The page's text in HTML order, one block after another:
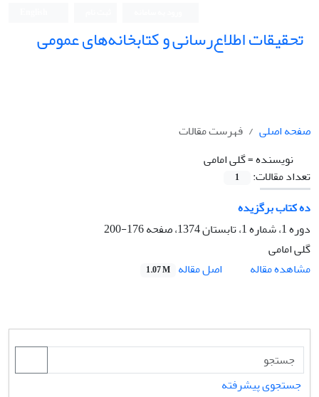
تحقیقات اطلاع‌رسانی و کتابخانه‌های عمومی
صفحه اصلی
فهرست مقالات
نویسنده =گلی امامی
تعداد مقالات:
1
ده کتاب برگزیده
دوره 1، شماره 1، تابستان 1374، صفحه
176-200
گلی امامی
مشاهده مقاله
اصل مقاله 1.07 M
جستجوی پیشرفته